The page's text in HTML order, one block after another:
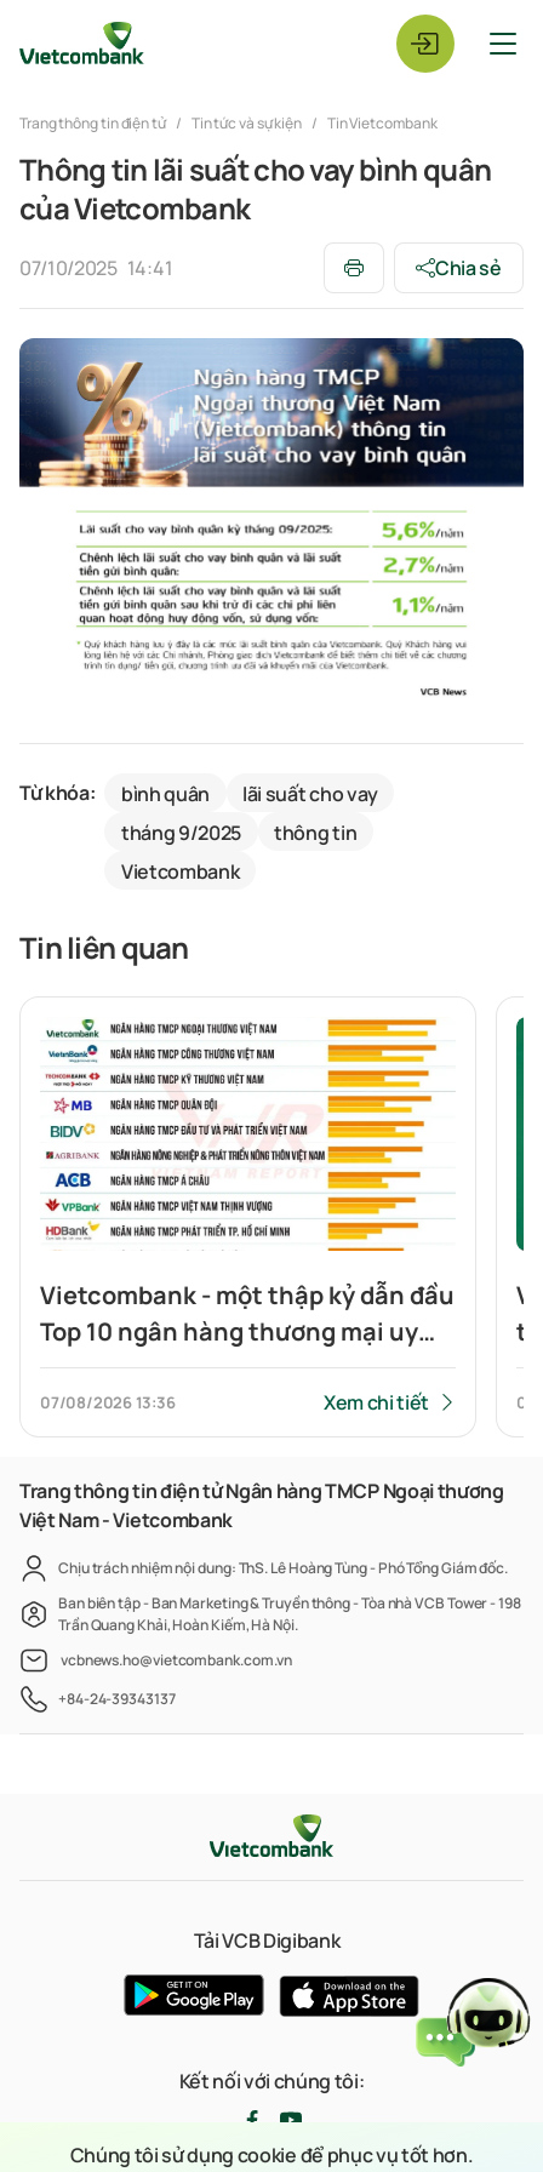
Trang thông tin điện tử Tin tức và sự kiện Tin Vietcombank
Thông tin lãi suất cho vay bình quân
của Vietcombank
07/10/2025 14:41 Chia sẻ
Từ khóa: bình quân
lãi suất cho vay
tháng 9/2025
thông tin
Vietcombank
Tin liên quan
Vietcombank - một thập kỷ dẫn đầu
Top 10 ngân hàng thương mại uy
tín
07/08/2026 13:36 Xem chi tiết
Trang thông tin điện tử Ngân hàng TMCP Ngoại thương
Việt Nam - Vietcombank
Chịu trách nhiệm nội dung: ThS. Lê Hoàng Tùng - Phó Tổng Giám đốc.
Ban biên tập - Ban Marketing & Truyền thông - Tòa nhà VCB Tower - 198
Trần Quang Khải, Hoàn Kiếm, Hà Nội.
vcbnews.ho@vietcombank.com.vn
+84-24-39343137
Tải VCB Digibank
Kết nối với chúng tôi:
Chúng tôi sử dụng cookie để phục vụ tốt hơn.